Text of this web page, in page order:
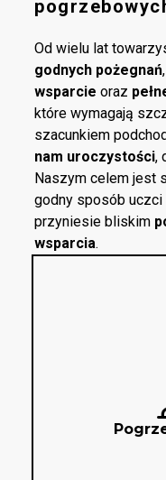
Od wielu lat
godnych pożegnań
wsparcie oraz
które wymagają
szacunkiem
nam uroczystości,
Naszym celem jest
godny sposób uczci
przyniesie bliskim
wsparcia.